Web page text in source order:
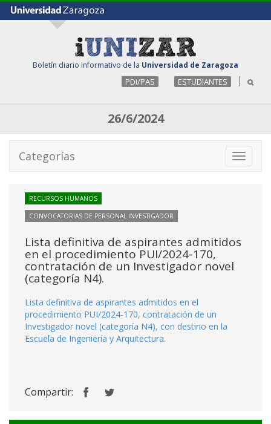
Boletín diario informativo de la Universidad de Zaragoza
PDI/PAS ESTUDIANTES
26/6/2024
Toggle
Categorías
RECURSOS HUMANOS
CONVOCATORIAS DE PERSONAL INVESTIGADOR
Lista definitiva de aspirantes admitidos
en el procedimiento PUI/2024-170,
contratación de un Investigador novel
(categoría N4).
Lista definitiva de aspirantes admitidos en el
procedimiento PUI/2024-170, contratación de un
Investigador novel (categoría N4), con destino en la
Escuela de Ingeniería y Arquitectura.
Compartir: